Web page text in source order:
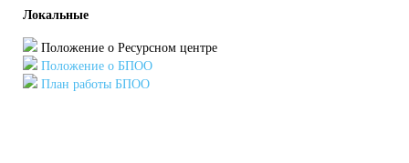
Локальные
Положение о Ресурсном центре
Положение о БПОО
План работы БПОО